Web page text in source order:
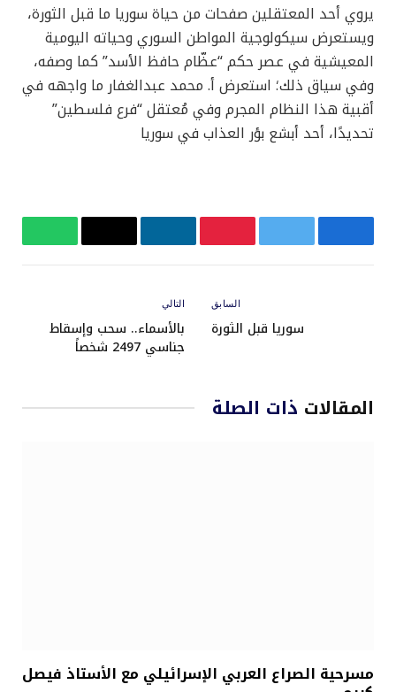
يروي أحد المعتقلين صفحات من حياة سوريا ما قبل الثورة،
ويستعرض سيكولوجية المواطن السوري وحياته اليومية
المعيشية في عصر حكم “عظّام حافظ الأسد” كما وصفه،
وفي سياق ذلك؛ استعرض أ. محمد عبدالغفار ما واجهه في
أقبية هذا النظام المجرم وفي مُعتقل “فرع فلسطين”
تحديدًا، أحد أبشع بؤر العذاب في سوريا
فيسبوك تويتر بينتيريستلينكدإن
البريد
واتساب
السابق
سوريا قبل الثورة
التالي
بالأسماء.. سحب وإسقاط
جناسي 2497 شخصاً
المقالات ذات الصلة
مسرحية الصراع العربي الإسرائيلي مع الأستاذ فيصل